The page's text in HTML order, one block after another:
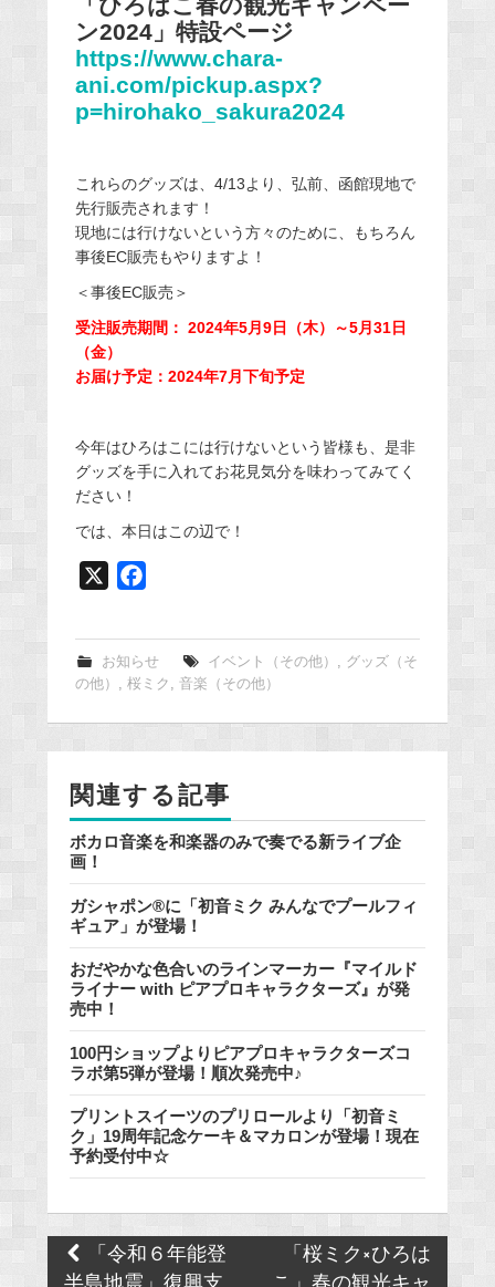
「ひろはこ春の観光キャンペー
ン2024」特設ページ
https://www.chara-
ani.com/pickup.aspx?
p=hirohako_sakura2024
これらのグッズは、4/13より、弘前、函館現地で
先行販売されます！
現地には行けないという方々のために、もちろん
事後EC販売もやりますよ！
＜事後EC販売＞
受注販売期間： 2024年5月9日（木）～5月31日
（金）
お届け予定：2024年7月下旬予定
今年はひろはこには行けないという皆様も、是非
グッズを手に入れてお花見気分を味わってみてく
ださい！
では、本日はこの辺で！
e
b
o
o
お知らせ イベント（その他） , グッズ（そ
の他）
, 桜ミク , 音楽（その他）
関連する記事
ボカロ音楽を和楽器のみで奏でる新ライブ企
画！
ガシャポン®に「初音ミク みんなでプールフィ
ギュア」が登場！
おだやかな色合いのラインマーカー『マイルド
ライナー with ピアプロキャラクターズ』が発
売中！
100円ショップよりピアプロキャラクターズコ
ラボ第5弾が登場！順次発売中♪
プリントスイーツのプリロールより「初音ミ
ク」19周年記念ケーキ＆マカロンが登場！現在
予約受付中☆
Post「令和６年能登
「桜ミク×ひろは